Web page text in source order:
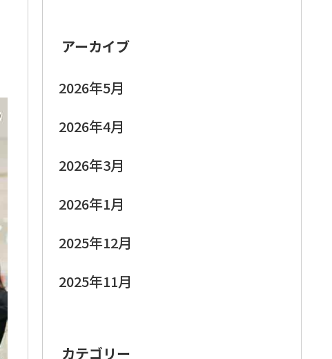
アーカイブ
2026年5月
2026年4月
2026年3月
2026年1月
2025年12月
2025年11月
カテゴリー